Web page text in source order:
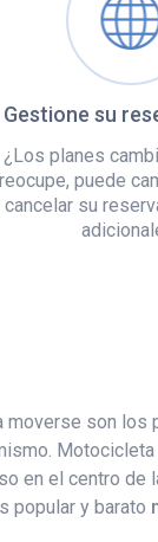
Gestione su
¿Los planes
puede
cancelar su
moverse son
en el centro
popular y barato